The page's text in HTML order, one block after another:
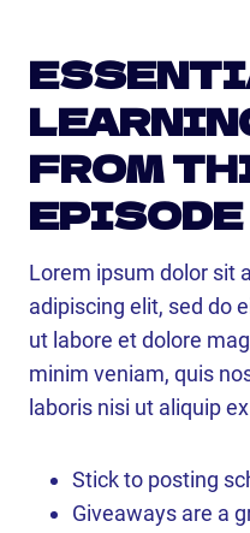
FROM
EPISODE
Lorem ipsum dolor sit
adipiscing elit, sed do
ut labore et dolore
minim veniam, quis
laboris nisi ut aliquip
Stick to posting
Giveaways are a